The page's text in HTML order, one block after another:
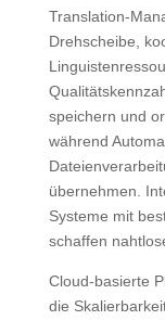
Translation-
Drehscheibe,
speichern und
während
übernehmen.
Systeme mit
schaffen
Cloud-basierte
die